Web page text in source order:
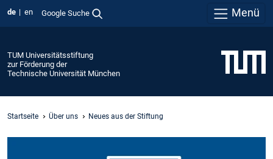
de en Google Suche Menü
TUM Universitätsstiftung
zur Förderung der
Technische Universität München
Startseite Über uns Neues aus der Stiftung